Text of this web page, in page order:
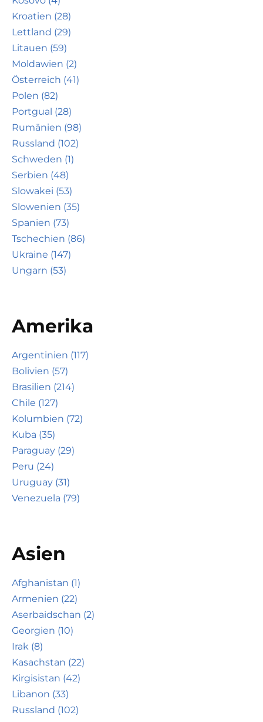
Kroatien (28)
Lettland (29)
Litauen (59)
Moldawien (2)
Österreich (41)
Polen (82)
Portgual (28)
Rumänien (98)
Russland (102)
Schweden (1)
Serbien (48)
Slowakei (53)
Slowenien (35)
Spanien (73)
Tschechien (86)
Ukraine (147)
Ungarn (53)
Amerika
Argentinien (117)
Bolivien (57)
Brasilien (214)
Chile (127)
Kolumbien (72)
Kuba (35)
Paraguay (29)
Peru (24)
Uruguay (31)
Venezuela (79)
Asien
Afghanistan (1)
Armenien (22)
Aserbaidschan (2)
Georgien (10)
Irak (8)
Kasachstan (22)
Kirgisistan (42)
Libanon (33)
Russland (102)